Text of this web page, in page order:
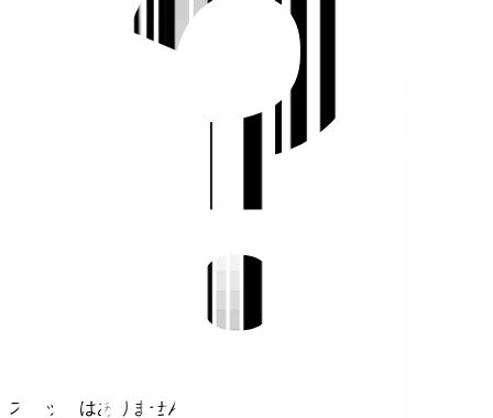
スタッツはありません。